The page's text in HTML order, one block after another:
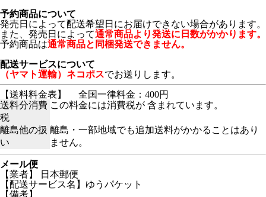
予約商品について
発売日によって配送希望日にお届けできない場合があります。
また、発売日によって通常商品より発送に日数がかかります。
予約商品は通常商品と同梱発送できません。
配送サービスについて
（ヤマト運輸）ネコポスでお送りします。
【送料料金表】
全国一律料金：400円
送料分消費
税
この料金には消費税が 含まれています。
離島他の扱
い
離島・一部地域でも追加送料がかかることはあり
ません。
メール便
【業者】 日本郵便
【配送サービス名】ゆうパケット
【備考】